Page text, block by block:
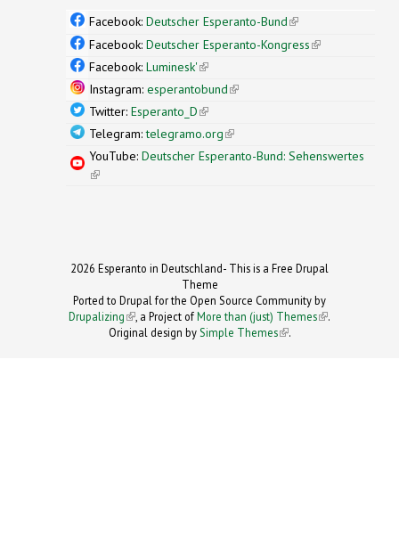
Facebook: Deutscher Esperanto-Bund(link is
external)
Facebook: Deutscher Esperanto-Kongress(link is
Facebook: Luminesk'(link is external)
Instagram: esperantobund(link is external)
Twitter: Esperanto_D(link is external)
Telegram:telegramo.org(link is external)
YouTube: Deutscher Esperanto-Bund: Sehenswertes
(link is external)
2026 Esperanto in Deutschland- This is a Free Drupal
Theme
Ported to Drupal for the Open Source Community by
Drupalizing(link is external)
, a Project ofMore than (just) Themes (link is
.
Original design by Simple Themes
(link is
.